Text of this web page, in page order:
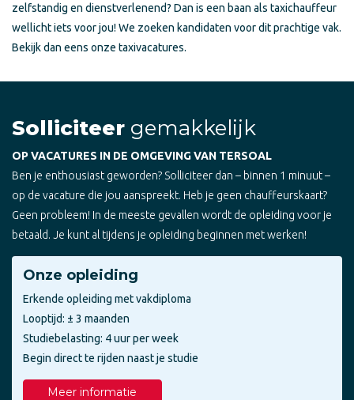
zelfstandig en dienstverlenend? Dan is een baan als taxichauffeur
wellicht iets voor jou! We zoeken kandidaten voor dit prachtige vak.
Bekijk dan eens onze taxivacatures.
Solliciteer gemakkelijk
OP VACATURES IN DE OMGEVING VAN TERSOAL
Ben je enthousiast geworden? Solliciteer dan – binnen 1 minuut –
op de vacature die jou aanspreekt. Heb je geen chauffeurskaart?
Geen probleem! In de meeste gevallen wordt de opleiding voor je
betaald. Je kunt al tijdens je opleiding beginnen met werken!
Onze opleiding
Erkende opleiding met vakdiploma
Looptijd: ± 3 maanden
Studiebelasting: 4 uur per week
Begin direct te rijden naast je studie
Meer informatie